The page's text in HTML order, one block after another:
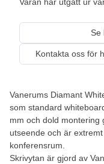
Vanerums Diamant
som standard
mm och dold montering
utseende och är
konferensrum.
Skrivytan är gjord av
Se
Kontakta oss för